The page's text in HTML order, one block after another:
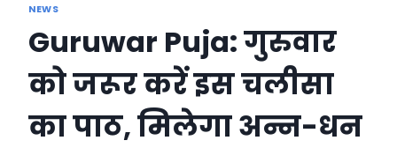
NEWS
Guruwar Puja: गुरुवार
को जरूर करें इस चलीसा
का पाठ, मिलेगा अन्न-धन